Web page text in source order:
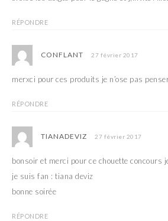
RÉPONDRE
CONFLANT 27 février 2017
merxci pour ces produits je n’ose pas
RÉPONDRE
TIANADEVIZ 27 février 2017
bonsoir et merci pour ce chouette concours
je suis fan : tiana deviz
bonne soirée
RÉPONDRE